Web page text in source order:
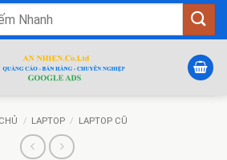
/ LAPTOP / LAPTOP CŨ